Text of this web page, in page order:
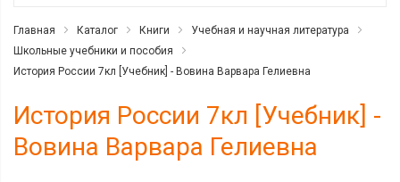
Главная Каталог Книги
Учебная и научная литература
Школьные учебники и пособия
История России 7кл [Учебник] - Вовина Варвара Гелиевна
История России 7кл [Учебник] -
Вовина Варвара Гелиевна